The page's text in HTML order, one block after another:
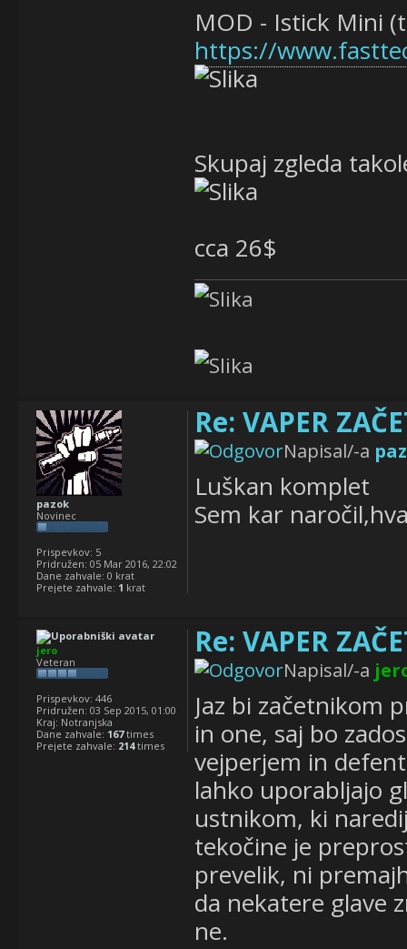
MOD - Istick Mini
https://
Skupaj zgleda
cca 26$
Re: VAPER
Napisal/-a
Luškan komplet
Sem kar
pazok
Novinec
Prispevkov: 5
Pridružen: 05 Mar 2016, 22:02
Dane zahvale: 0 krat
Prejete zahvale: 1 krat
Re: VAPER
Napisal/-a
Jaz bi začetnikom
in one, saj bo
vejperjem in
lahko uporabljajo
ustnikom, ki
tekočine je
prevelik, ni
da nekatere glave
ne.
jero
Veteran
Prispevkov: 446
Pridružen: 03 Sep 2015, 01:00
Kraj: Notranjska
Dane zahvale: 167times
Prejete zahvale: 214times